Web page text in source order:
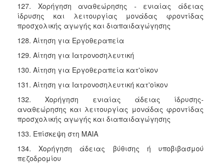
127. Χορήγηση αναθεώρησης - ενιαίας άδειας
ίδρυσης και λειτουργίας μονάδας φροντίδας
προσχολικής αγωγής και διαπαιδαγώγησης
128. Αίτηση για Εργοθεραπεία
129. Αίτηση για Ιατρονοσηλευτική
130. Αίτηση για Εργοθεραπεία κατ'οίκον
131. Αίτηση για Ιατρονοσηλευτική κατ'οίκον
132. Χορήγηση ενιαίας άδειας ίδρυσης-
αναθεώρησης και λειτουργίας μονάδας φροντίδας
προσχολικής αγωγής και διαπαιδαγώγησης
133. Επίσκεψη στη ΜΑΙΑ
134. Χορήγηση άδειας βύθισης ή υποβιβασμού
πεζοδρομίου